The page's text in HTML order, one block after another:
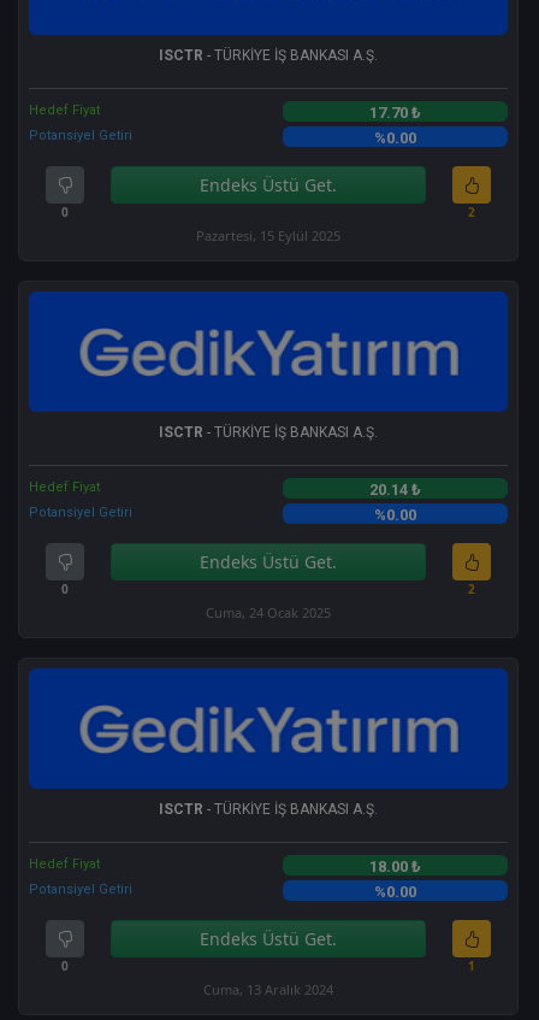
ISCTR - TÜRKİYE İŞ BANKASI A.Ş.
Hedef Fiyat 17.70 ₺
Potansiyel Getiri %0.00
0
Endeks Üstü Get.
2
Pazartesi, 15 Eylül 2025
ISCTR - TÜRKİYE İŞ BANKASI A.Ş.
Hedef Fiyat 20.14 ₺
Potansiyel Getiri %0.00
0
Endeks Üstü Get.
2
Cuma, 24 Ocak 2025
ISCTR - TÜRKİYE İŞ BANKASI A.Ş.
Hedef Fiyat 18.00 ₺
Potansiyel Getiri %0.00
0
Endeks Üstü Get.
1
Cuma, 13 Aralık 2024